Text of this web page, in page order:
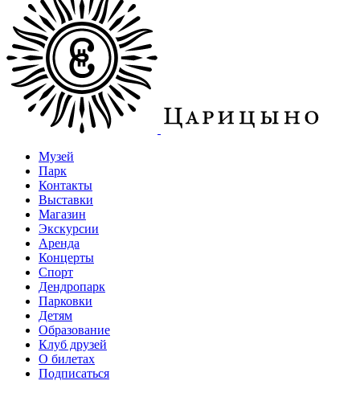
Музей
Парк
Контакты
Выставки
Магазин
Экскурсии
Аренда
Концерты
Спорт
Дендропарк
Парковки
Детям
Образование
Клуб друзей
О билетах
Подписаться